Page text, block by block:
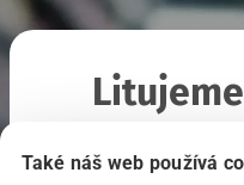
Také náš web používá